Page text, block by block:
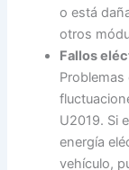
o está
otros
Fallos
U2019. Si
energía
vehículo,